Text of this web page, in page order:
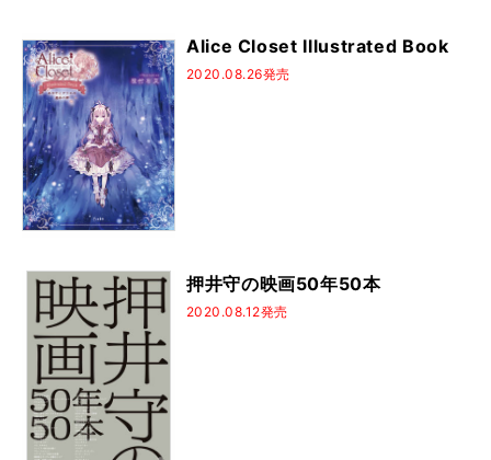
Alice Closet Illustrated Book
2020.08.26発売
押井守の映画50年50本
2020.08.12発売